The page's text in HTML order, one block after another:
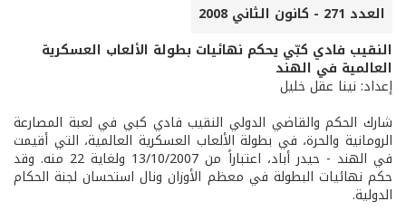
العدد 271 - كانون الثاني 2008
النقيب فادي كبّي يحكم نهائيات بطولة الألعاب العسكرية
العالمية في الهند
إعداد: نينا عقل خليل
شارك الحكم والقاضي الدولي النقيب فادي كبي في لعبة المصارعة
الرومانية والحرة، في بطولة الألعاب العسكرية العالمية، التي أقيمت
في الهند - حيدر أباد، اعتباراً من 13/10/2007 ولغاية 22 منه. وقد
حكم نهائيات البطولة في معظم الأوزان ونال استحسان لجنة الحكام
الدولية.